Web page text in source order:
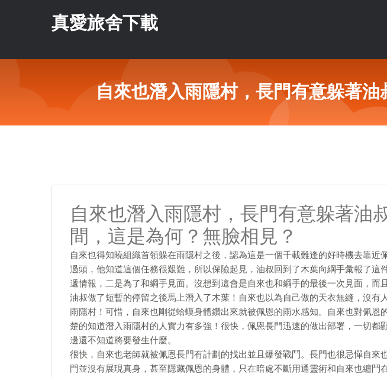
真愛旅舍下載
自來也潛入雨隱村，長門有意躲著
自來也潛入雨隱村，長門有意躲著油
間，這是為何？無臉相見？
自來也得知曉組織首領躲在雨隱村之後，認為這是一個千載難逢的好時機去靠近
過頭，他知道這個任務很艱難，所以保險起見，油叔回到了木葉向綱手彙報了這
遞情報，二是為了和綱手見面。沒想到這會是自來也和綱手的最後一次見面，而
油叔做了短暫的停留之後馬上潛入了木葉！自來也以為自己做的天衣無縫，沒有
雨隱村！可惜，自來也剛從蛤蟆身體鑽出來就被佩恩的雨水感知。自來也對佩恩
楚的知道潛入雨隱村的人實力有多強！很快，佩恩長門迅速的做出部署，一切都
邊還不知道將要發生什麼。
很快，自來也老師就被佩恩長門有計劃的找出並且爆發戰鬥。長門也很忌憚自來
門並沒有展現真身，甚至隱藏佩恩的身體，只在暗處不斷用通靈術和自來也纏鬥